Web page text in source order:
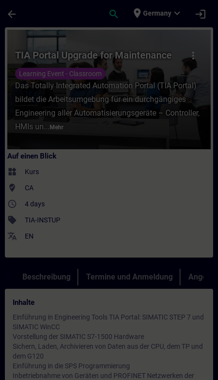
arrow_back search place Germany expand_more login
Kurs - TIA Portal Upgrade for
more_vert
TIA Portal Upgrade for Maintenance
Learning Event - Classroom
Das Totally Integrated Automation Portal (TIA Portal)
bildet die Arbeitsumgebung für ein durchgängiges
Engineering aller Automatisierungsgeräte – Controller,
HMIs un... Mehr
Auf einen Blick
widgets Kurs
where_to_vote CA
access_time 4 days
sell TIA-INSTUP
translate EN
Beschreibung Termine und Anmeldung Angebot
Inhalte
Einführung in Engineering Tools TIA Portal: SIMATIC STEP 7 und
SIMATIC WinCC
Vorstellung der SIMATIC S7-1500 Hardware
Sichern, Laden, Archivieren von Daten aus der CPU, dem TP und
dem G120
Einführung in die SPS Programmierung
Inbetriebnahme von Geräten und PROFINET Netzwerken der